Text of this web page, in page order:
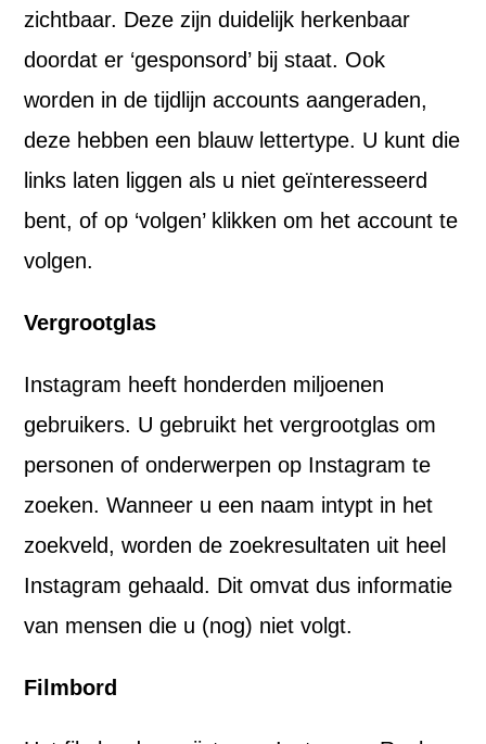
zichtbaar. Deze zijn duidelijk herkenbaar
doordat er ‘gesponsord’ bij staat. Ook
worden in de tijdlijn accounts aangeraden,
deze hebben een blauw lettertype. U kunt die
links laten liggen als u niet geïnteresseerd
bent, of op ‘volgen’ klikken om het account te
volgen.
Vergrootglas
Instagram heeft honderden miljoenen
gebruikers. U gebruikt het vergrootglas om
personen of onderwerpen op Instagram te
zoeken. Wanneer u een naam intypt in het
zoekveld, worden de zoekresultaten uit heel
Instagram gehaald. Dit omvat dus informatie
van mensen die u (nog) niet volgt.
Filmbord